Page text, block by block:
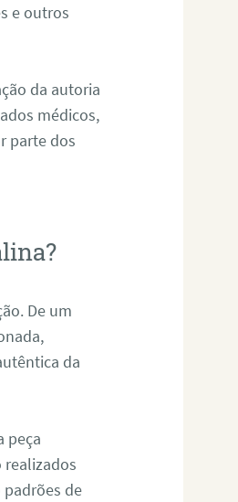
e outros
da autoria
médicos,
parte dos
De um
da
peça
realizados
de